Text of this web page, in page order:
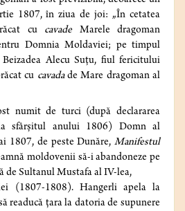
1807, în ziua de joi: „În cetatea
cu cavadeMarele dragoman
Domnia Moldaviei; pe timpul
Alecu Suțu, fiul fericitului
cu cavadade Mare dragoman al
numit de turci (după declararea
sfârșitul anului 1806) Domn al
1807, de peste Dunăre, Manifestul
moldovenii să-i abandoneze pe
de Sultanul Mustafa al IV-lea,
(1807-1808). Hangerli apela la
readucă țara la datoria de supunere